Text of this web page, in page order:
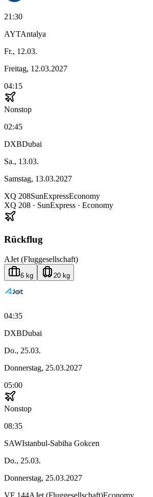
21:30
AYTAntalya
Fr., 12.03.
Freitag, 12.03.2027
04:15
Nonstop
02:45
DXBDubai
Sa., 13.03.
Samstag, 13.03.2027
XQ 208SunExpressEconomy
XQ 208 · SunExpress · Economy
Rückflug
AJet (Fluggesellschaft)
6 kg 20 kg
04:35
DXBDubai
Do., 25.03.
Donnerstag, 25.03.2027
05:00
Nonstop
08:35
SAWIstanbul-Sabiha Gokcen
Do., 25.03.
Donnerstag, 25.03.2027
VF 144AJet (Fluggesellschaft)Economy